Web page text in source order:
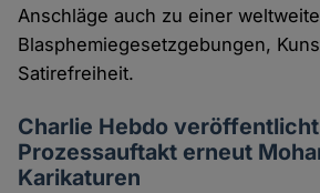
Anschläge auch zu einer
Blasphemiegesetzgebungen,
Satirefreiheit.
Charlie Hebdo
Prozessauftakt erneut
Karikaturen